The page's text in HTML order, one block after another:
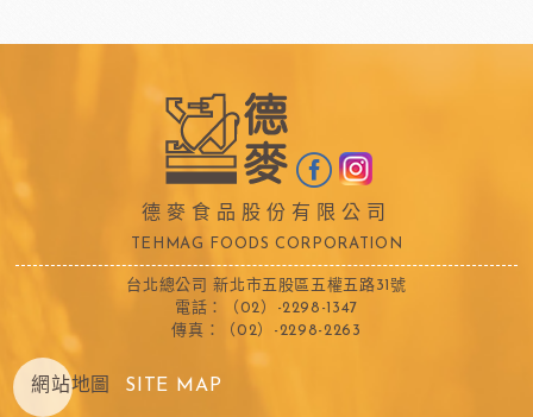
德麥食品股份有限公司
TEHMAG FOODS CORPORATION
台北總公司 新北市五股區五權五路31號
電話：（02）-2298-1347
傳真：（02）-2298-2263
網站地圖 SITE MAP